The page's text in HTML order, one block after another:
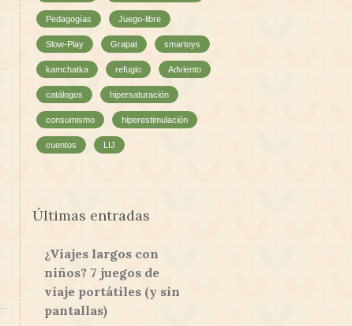
Pedagogías Juego-libre
Slow-Play Grapat smartoys
kamchatka refugio Adviento
catálogos hipersaturación
consumismo hiperestimulación
cuentos LIJ
Últimas entradas
¿Viajes largos con
niños? 7 juegos de
viaje portátiles (y sin
pantallas)